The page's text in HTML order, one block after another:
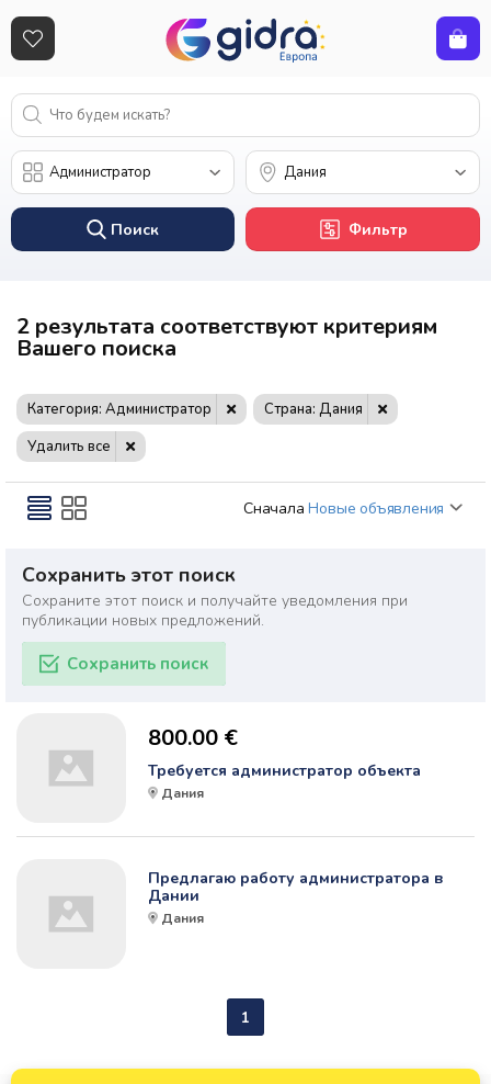
Поиск Фильтр
2 результата соответствуют критериям
Вашего поиска
Категория: Администратор
Страна: Дания
Удалить все
Сначала Новые объявления
Сохранить этот поиск
Сохраните этот поиск и получайте уведомления при
публикации новых предложений.
Сохранить поиск
800.00 €
Требуется администратор объекта
Дания
Предлагаю работу администратора в
Дании
Дания
1